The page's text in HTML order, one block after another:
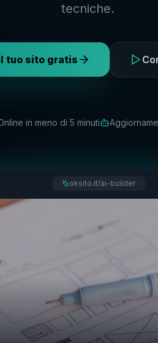
tecniche.
tuo sito gratis
in meno di 5 minuti
oksito.it/ai-builder